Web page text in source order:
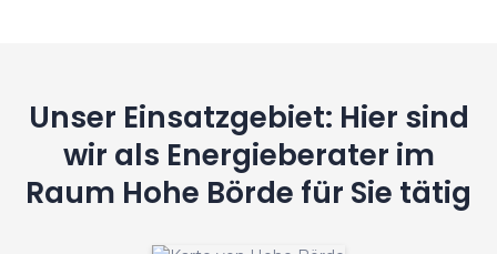
Unser Einsatzgebiet: Hier sind
wir als Energieberater im
Raum Hohe Börde für Sie tätig